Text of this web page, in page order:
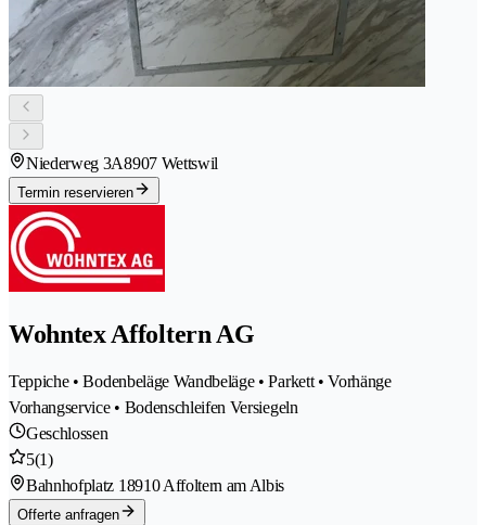
Niederweg 3A8907 Wettswil
Termin reservieren
Wohntex Affoltern AG
Teppiche • Bodenbeläge Wandbeläge • Parkett • Vorhänge
Vorhangservice • Bodenschleifen Versiegeln
Geschlossen
5(1)
Bahnhofplatz 18910 Affoltern am Albis
Offerte anfragen